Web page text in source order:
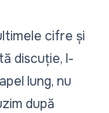
cifre și
discuție, l-
lung, nu
după